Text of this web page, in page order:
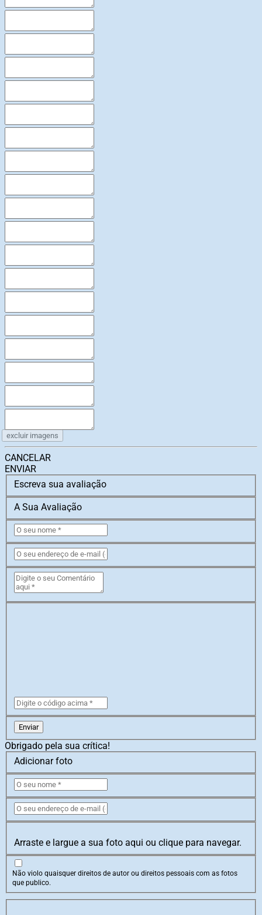
excluir imagens
CANCELAR
ENVIAR
Escreva sua avaliação
A Sua Avaliação
Enviar
Obrigado pela sua crítica!
Adicionar foto
Arraste e largue a sua foto aqui ou clique para navegar.
Não violo quaisquer direitos de autor ou direitos pessoais com as fotos
que publico.